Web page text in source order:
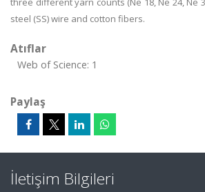
steel (SS) wire and cotton fibers.
Atıflar
Web of Science: 1
Paylaş
İletişim Bilgileri